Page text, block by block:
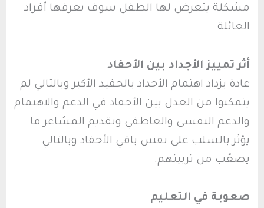
مشكلة يتعرض لها الطفل سوف يعرفها أفراد
العائلة.
أثر تمييز الأجداد بين الأحفاد
عادة يزداد اهتمام الأجداد بالحفيد الأكبر وبالتالي لم
يتمكنوا من العدل بين الأحفاد في الدعم والاهتمام
والدعم النفسي والعاطفي وتقديم المشاعر ما
يؤثر بالسلب على نفس باقي الأحفاد وبالتالي
يصعّب من تربيتهم.
صعوبة في التعليم